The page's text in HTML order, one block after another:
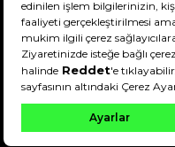
DeFactoFIT ©️ 2022-